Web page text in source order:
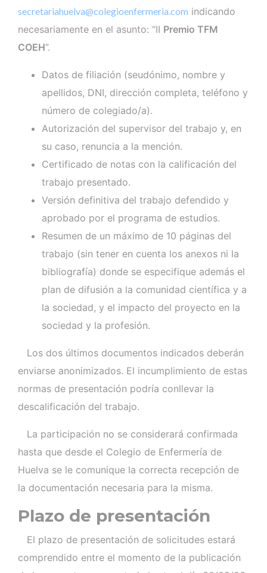
secretariahuelva@colegioenfermeria.com indicando
necesariamente en el asunto: “II Premio TFM
COEH”.
Datos de filiación (seudónimo, nombre y
apellidos, DNI, dirección completa, teléfono y
número de colegiado/a).
Autorización del supervisor del trabajo y, en
su caso, renuncia a la mención.
Certificado de notas con la calificación del
trabajo presentado.
Versión definitiva del trabajo defendido y
aprobado por el programa de estudios.
Resumen de un máximo de 10 páginas del
trabajo (sin tener en cuenta los anexos ni la
bibliografía) donde se especifique además el
plan de difusión a la comunidad científica y a
la sociedad, y el impacto del proyecto en la
sociedad y la profesión.
Los dos últimos documentos indicados deberán
enviarse anonimizados. El incumplimiento de estas
normas de presentación podría conllevar la
descalificación del trabajo.
La participación no se considerará confirmada
hasta que desde el Colegio de Enfermería de
Huelva se le comunique la correcta recepción de
la documentación necesaria para la misma.
Plazo de presentación
El plazo de presentación de solicitudes estará
comprendido entre el momento de la publicación